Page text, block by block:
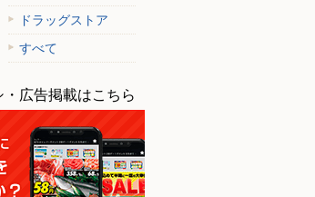
ドラッグストア
すべて
広告掲載はこちら